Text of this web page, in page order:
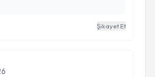
sayesinde bu süreci çok
Başta Seyhan Bey olmak
bir sorun yaşayan
ameliyat olduk ve çok
Şikayet Et